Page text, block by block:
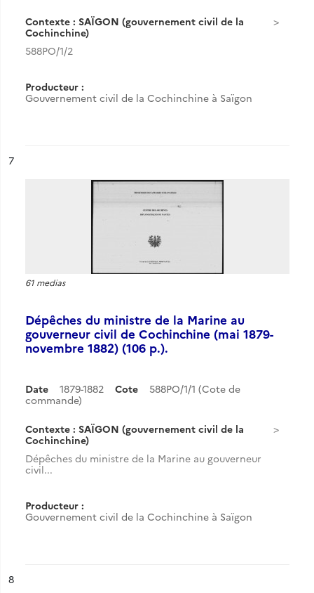
Contexte : SAÏGON (gouvernement civil de la
Cochinchine)
588PO/1/2
Producteur :
Gouvernement civil de la Cochinchine à Saïgon
n°
7
61 medias
Dépêches du ministre de la Marine au
gouverneur civil de Cochinchine (mai 1879-
novembre 1882) (106 p.).
Date 1879-1882 Cote
588PO/1/1 (Cote de
commande)
Contexte : SAÏGON (gouvernement civil de la
Cochinchine)
Dépêches du ministre de la Marine au gouverneur
civil...
Producteur :
Gouvernement civil de la Cochinchine à Saïgon
n°
8